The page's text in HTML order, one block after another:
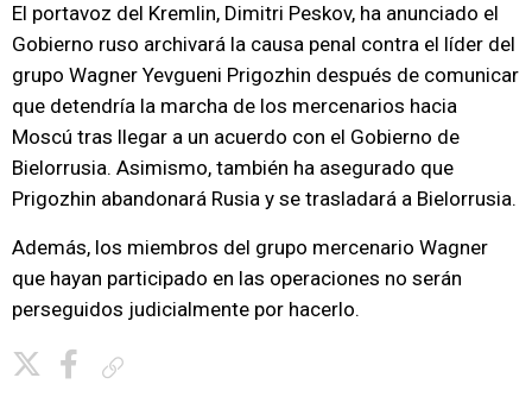
El portavoz del Kremlin, Dimitri Peskov, ha anunciado el
Gobierno ruso archivará la causa penal contra el líder del
grupo Wagner Yevgueni Prigozhin después de comunicar
que detendría la marcha de los mercenarios hacia
Moscú tras llegar a un acuerdo con el Gobierno de
Bielorrusia. Asimismo, también ha asegurado que
Prigozhin abandonará Rusia y se trasladará a Bielorrusia.
Además, los miembros del grupo mercenario Wagner
que hayan participado en las operaciones no serán
perseguidos judicialmente por hacerlo.